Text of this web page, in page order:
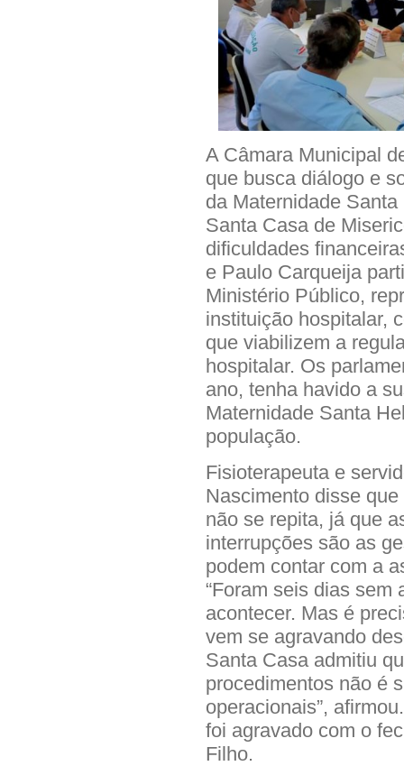
A Câmara Municipal
que busca diálogo e
da Maternidade
Santa Casa de
dificuldades
e Paulo Carqueija
Ministério Público,
instituição hospitalar,
que viabilizem a
hospitalar. Os
ano, tenha havido a
Maternidade Santa
população.
Fisioterapeuta e
Nascimento disse
não se repita, já que
interrupções são as
podem contar com a
“Foram seis dias sem
acontecer. Mas é
vem se agravando
Santa Casa admitiu
procedimentos não é
operacionais”,
foi agravado com o
Filho.